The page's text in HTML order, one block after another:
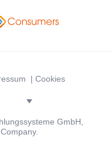
|Cookies
GmbH,